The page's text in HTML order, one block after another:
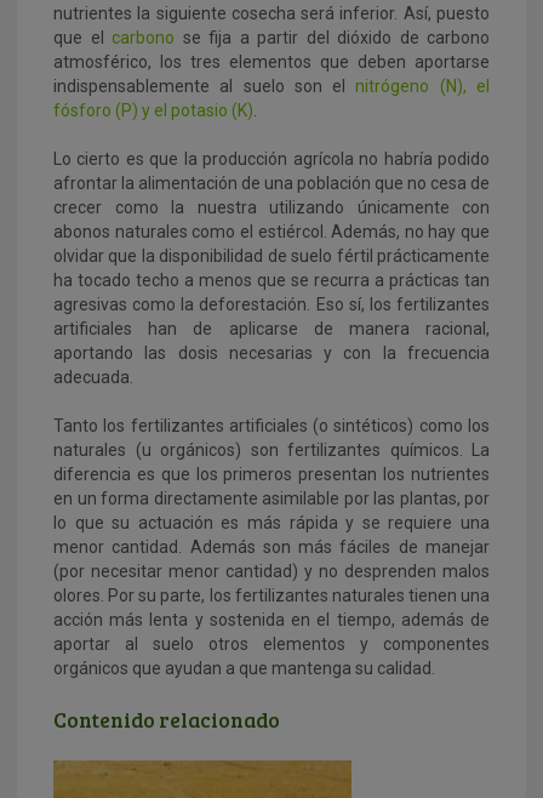
nutrientes la siguiente cosecha será inferior. Así, puesto
que el carbono se fija a partir del dióxido de carbono
atmosférico, los tres elementos que deben aportarse
indispensablemente al suelo son elnitrógeno (N), el
fósforo (P) y el potasio (K)
Lo cierto es que la producción agrícola no habría podido
afrontar la alimentación de una población que no cesa de
crecer como la nuestra utilizando únicamente con
abonos naturales como el estiércol. Además, no hay que
olvidar que la disponibilidad de suelo fértil prácticamente
ha tocado techo a menos que se recurra a prácticas tan
agresivas como la deforestación. Eso sí, los fertilizantes
artificiales han de aplicarse de manera racional,
aportando las dosis necesarias y con la frecuencia
adecuada.
Tanto los fertilizantes artificiales (o sintéticos) como los
naturales (u orgánicos) son fertilizantes químicos. La
diferencia es que los primeros presentan los nutrientes
en un forma directamente asimilable por las plantas, por
lo que su actuación es más rápida y se requiere una
menor cantidad. Además son más fáciles de manejar
(por necesitar menor cantidad) y no desprenden malos
olores. Por su parte, los fertilizantes naturales tienen una
acción más lenta y sostenida en el tiempo, además de
aportar al suelo otros elementos y componentes
orgánicos que ayudan a que mantenga su calidad.
Contenido relacionado